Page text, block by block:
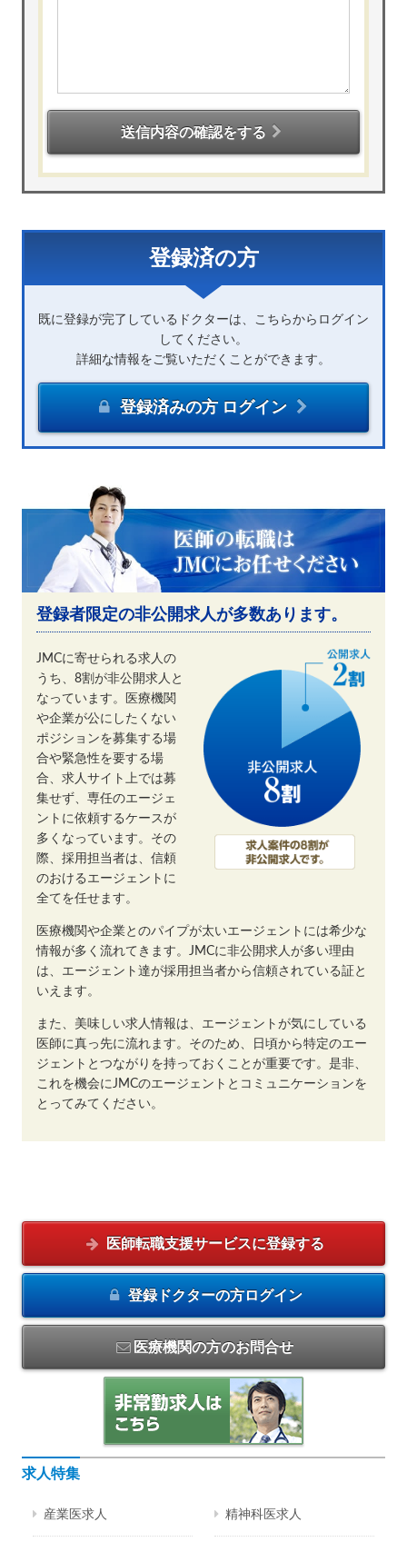
送信内容の確認をする
登録済の方
既に登録が完了しているドクターは、こちらからログイン
してください。
詳細な情報をご覧いただくことができます。
登録済みの方 ログイン
登録者限定の非公開求人が多数あります。
JMCに寄せられる求人の
うち、8割が非公開求人と
なっています。医療機関
や企業が公にしたくない
ポジションを募集する場
合や緊急性を要する場
合、求人サイト上では募
集せず、専任のエージェ
ントに依頼するケースが
多くなっています。その
際、採用担当者は、信頼
のおけるエージェントに
全てを任せます。
医療機関や企業とのパイプが太いエージェントには希少な
情報が多く流れてきます。JMCに非公開求人が多い理由
は、エージェント達が採用担当者から信頼されている証と
いえます。
また、美味しい求人情報は、エージェントが気にしている
医師に真っ先に流れます。そのため、日頃から特定のエー
ジェントとつながりを持っておくことが重要です。是非、
これを機会にJMCのエージェントとコミュニケーションを
とってみてください。
医師転職支援サービスに登録する
登録ドクターの方ログイン
医療機関の方のお問合せ
求人特集
産業医求人 精神科医求人